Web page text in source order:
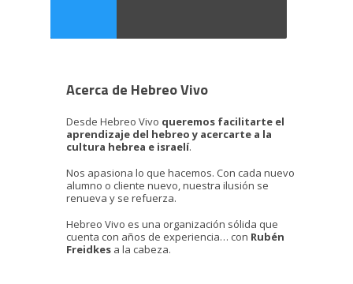
Acerca de Hebreo Vivo
Desde Hebreo Vivo queremos facilitarte el
aprendizaje del hebreo y acercarte a la
cultura hebrea e israelí.
Nos apasiona lo que hacemos. Con cada nuevo
alumno o cliente nuevo, nuestra ilusión se
renueva y se refuerza.
Hebreo Vivo es una organización sólida que
cuenta con años de experiencia… con Rubén
Freidkes a la cabeza.